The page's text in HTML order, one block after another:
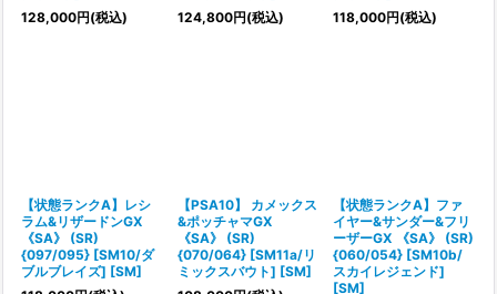
128,000円(税込)
124,800円(税込)
118,000円(税込)
【状態ランクA】レシ
ラム&リザードンGX
《SA》 (SR)
{097/095} [SM10/ダ
ブルブレイズ] [SM]
【PSA10】 カメックス
&ポッチャマGX
《SA》 (SR)
{070/064} [SM11a/リ
ミックスバウト] [SM]
【状態ランクA】ファ
イヤー&サンダー&フリ
ーザーGX 《SA》 (SR)
{060/054} [SM10b/
スカイレジェンド]
[SM]